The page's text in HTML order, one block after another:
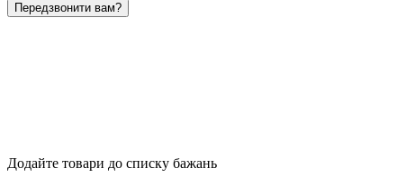
Передзвонити вам?
Додайте товари до списку бажань